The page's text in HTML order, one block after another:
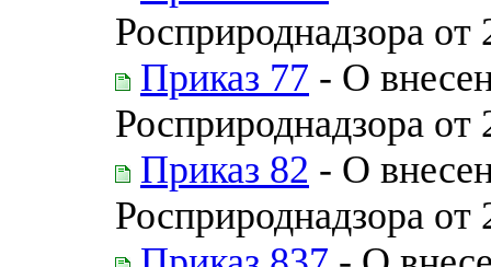
Росприроднадзора
Приказ 77 - О
Росприроднадзора
Приказ 82 - О
Росприроднадзора